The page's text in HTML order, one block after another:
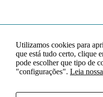
Utilizamos cookies para
que está tudo certo, clique
pode escolher que tipo de
"configurações". Leia